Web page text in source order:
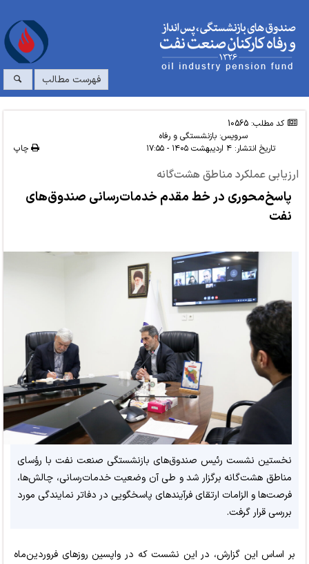
فهرست مطالب
کد مطلب: 10565
سرویس: بازنشستگی و رفاه
تاریخ انتشار:۴ اردیبهشت ۱۴۰۵ - ۱۷:۵۵ چاپ
ارزیابی عملکرد مناطق هشت‌گانه
پاسخ‌محوری در خط مقدم خدمات‌رسانی صندوق‌های
نفت
نخستین نشست رئیس صندوق‌های بازنشستگی صنعت نفت با رؤسای
مناطق هشت‌گانه برگزار شد و طی آن وضعیت خدمات‌رسانی، چالش‌ها،
فرصت‌ها و الزامات ارتقای فرآیندهای پاسخگویی در دفاتر نمایندگی مورد
بررسی قرار گرفت.
بر اساس این گزارش، در این نشست که در واپسین روزهای فروردین‌ماه